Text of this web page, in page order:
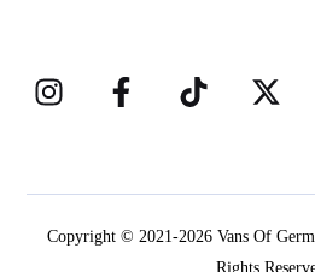
Copyright © 2021-2026 Vans Of
Rights